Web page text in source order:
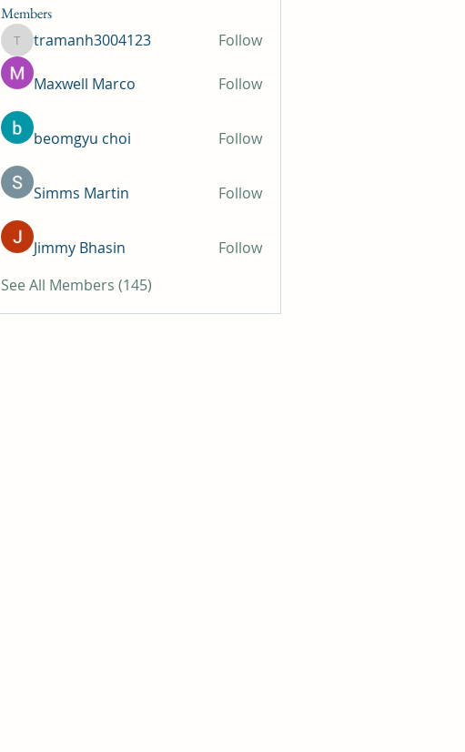
Members
tramanh3004123
tramanh3004123 Follow
Maxwell Marco Follow
beomgyu choi Follow
Simms Martin Follow
Jimmy Bhasin
Follow
See All Members (145)